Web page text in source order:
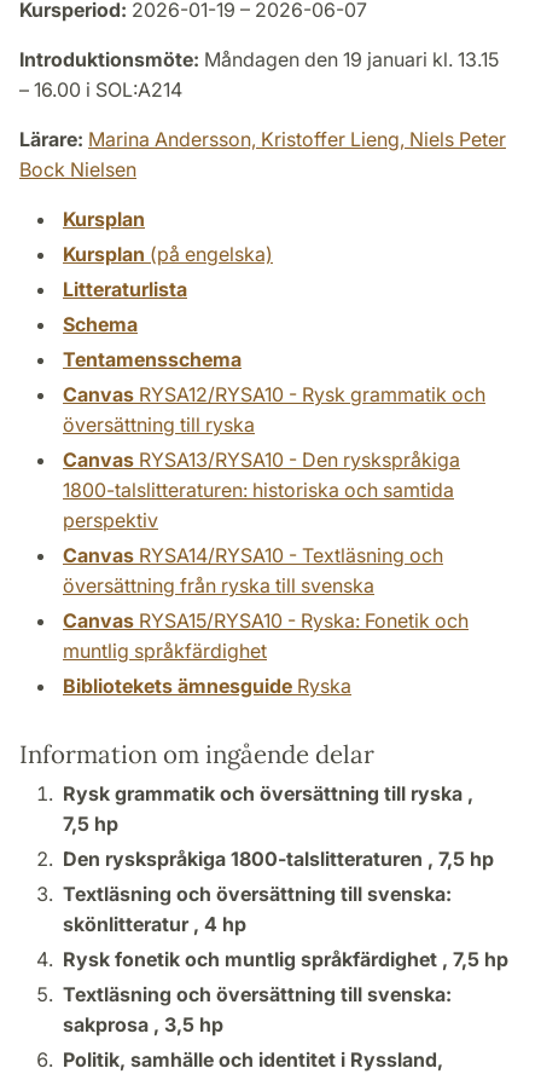
Kursperiod: 2026-01-19 – 2026-06-07
Introduktionsmöte: Måndagen den 19 januari kl. 13.15
– 16.00 i SOL:A214
Lärare: Marina Andersson, Kristoffer Lieng, Niels Peter
Bock Nielsen
Kursplan
Kursplan (på engelska)
Litteraturlista
Schema
Tentamensschema
Canvas RYSA12/RYSA10 - Rysk grammatik och
översättning till ryska
Canvas RYSA13/RYSA10 - Den ryskspråkiga
1800-talslitteraturen: historiska och samtida
perspektiv
Canvas RYSA14/RYSA10 - Textläsning och
översättning från ryska till svenska
Canvas RYSA15/RYSA10 - Ryska: Fonetik och
muntlig språkfärdighet
Bibliotekets ämnesguide Ryska
Information om ingående delar
Rysk grammatik och översättning till ryska ,
7,5 hp
Den ryskspråkiga 1800-talslitteraturen , 7,5 hp
Textläsning och översättning till svenska:
skönlitteratur , 4 hp
Rysk fonetik och muntlig språkfärdighet , 7,5 hp
Textläsning och översättning till svenska:
sakprosa , 3,5 hp
Politik, samhälle och identitet i Ryssland,